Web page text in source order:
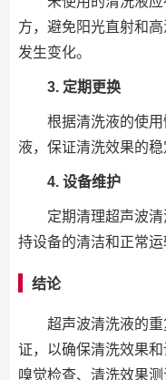
方，避免阳光直射和
发生变化。
3. 定期更换
根据清洗液的使
液，保证清洗效果的稳
4. 设备维护
定期清理超声波
持设备的清洁和正常运
结论
超声波清洗液的
证，以确保清洗效果和
嗅觉检查、清洗效果